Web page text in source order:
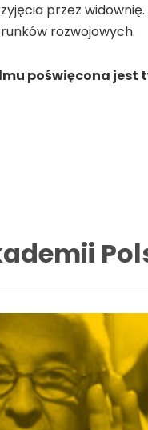
przez
rozwojowych.
poświęcona jest